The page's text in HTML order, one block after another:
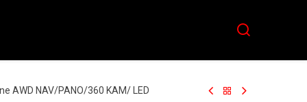
AWD NAV/PANO/360 KAM/ LED